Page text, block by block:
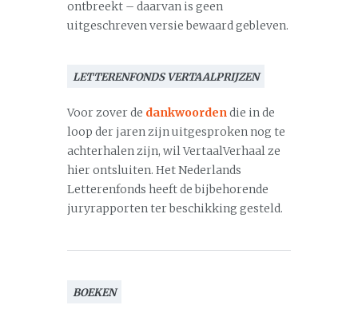
ontbreekt – daarvan is geen
uitgeschreven versie bewaard gebleven.
LETTERENFONDS VERTAALPRIJZEN
Voor zover de dankwoordendie in de
loop der jaren zijn uitgesproken nog te
achterhalen zijn, wil VertaalVerhaal ze
hier ontsluiten. Het Nederlands
Letterenfonds heeft de bijbehorende
juryrapporten ter beschikking gesteld.
BOEKEN